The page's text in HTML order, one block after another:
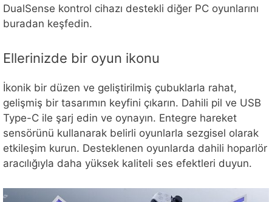
DualSense kontrol cihazı destekli diğer PC oyunlarını
buradan keşfedin.
Ellerinizde bir oyun ikonu
İkonik bir düzen ve geliştirilmiş çubuklarla rahat,
gelişmiş bir tasarımın keyfini çıkarın. Dahili pil ve USB
Type-C ile şarj edin ve oynayın. Entegre hareket
sensörünü kullanarak belirli oyunlarla sezgisel olarak
etkileşim kurun. Desteklenen oyunlarda dahili hoparlör
aracılığıyla daha yüksek kaliteli ses efektleri duyun.